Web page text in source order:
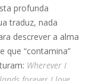
profunda
traduz, nada
descrever a alma
que “contamina”
Wherever I